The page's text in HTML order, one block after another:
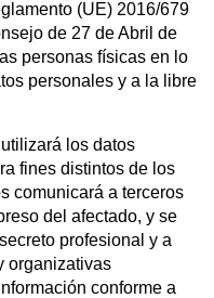
(UE) 2016/679
de 27 de Abril de
personas físicas en lo
personales y a la libre
los datos
fines distintos de los
comunicará a terceros
del afectado, y se
profesional y a
organizativas
conforme a